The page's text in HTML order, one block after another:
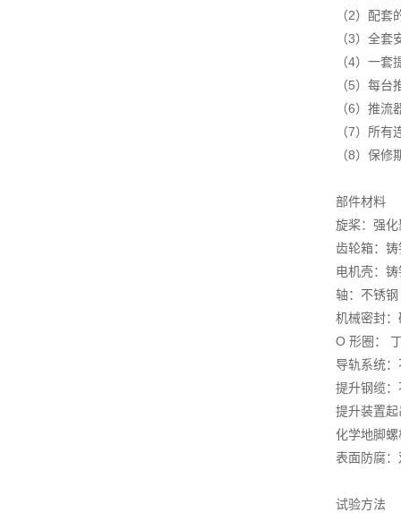
（2）配套
（3）全
（4）一
（5）每台
（6）推
（7）所
（8）保
部件材料
旋桨：强
齿轮箱：
电机壳：
轴：不锈钢
机械密封
O 形圈：
导轨系统
提升钢缆
提升装置
化学地脚
表面防腐
试验方法